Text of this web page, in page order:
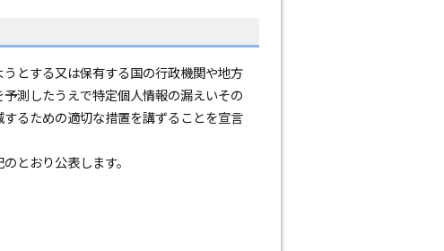
とする又は保有する国の行政機関や地方
測したうえで特定個人情報の漏えいその
るための適切な措置を講ずることを宣言
とおり公表します。